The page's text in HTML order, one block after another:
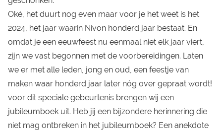
Oké, het duurt nog even maar voor je het weet is het
2024, het jaar waarin Nivon honderd jaar bestaat. En
omdat je een eeuwfeest nu eenmaal niet elk jaar viert,
zijn we vast begonnen met de voorbereidingen. Laten
we er met alle leden, jong en oud, een feestje van
maken waar honderd jaar later nóg over gepraat wordt!
voor dit speciale gebeurtenis brengen wij een
jubileumboek uit. Heb jij een bijzondere herinnering die
niet mag ontbreken in het jubileumboek? Een anekdote